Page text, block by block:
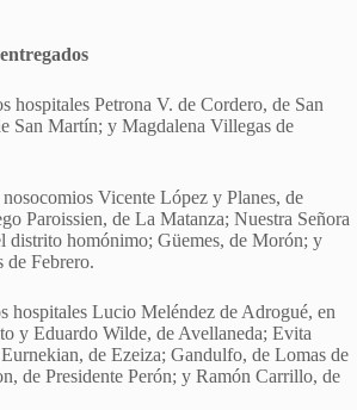
hospitales Petrona V. de Cordero, de San
San Martín; y Magdalena Villegas de
Vicente López y Planes, de
Paroissien, de La Matanza; Nuestra Señora
distrito homónimo; Güemes, de Morón; y
de Febrero.
hospitales Lucio Meléndez de Adrogué, en
y Eduardo Wilde, de Avellaneda; Evita
de Ezeiza; Gandulfo, de Lomas de
de Presidente Perón; y Ramón Carrillo, de